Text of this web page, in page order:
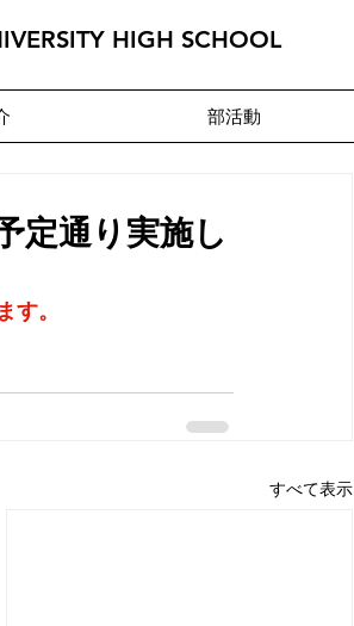
HIGH SCHOOL
部活動
定通り実施し
。
すべて表示